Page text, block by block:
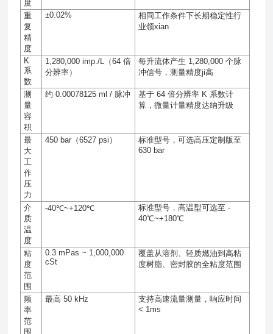
度
重
复
精
度
±0.02%
相同工作条件下长期稳定性行
业领xian
K
系
数
1,280,000 imp./L （64倍
分辨率）
每升流体产生 1,280,000个脉
冲信号，测量精度ji高
测
量
容
积
约 0.00078125 ml / 脉冲 基于 64倍分辨率 K 系数计
算，微量计量精度达纳升级
最
大
工
作
压
力
450 bar （6527 psi ）
标准型号，可选高压定制版至
630 bar
介
质
温
度
-40℃~+120℃ 标准型号，高温型可选至 -
40℃~+180℃
粘
度
范
围
0.3 mPas ~ 1,000,000
cSt
覆盖从溶剂、轻质燃油到高粘
度树脂、密封胶的全粘度范围
频
率
范
围
最高 50 kHz
支持高速流量测量，响应时间
< 1ms